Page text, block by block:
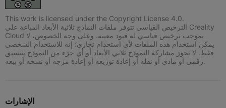
This work is licensed under the Copyright License 4.0.
الترخيص القياسي تتوفر ملفات النماذج ثلاثية الأبعاد المباعة على Creality
Cloud بموجب ترخيص قياسي له قيود معينة. وعلى وجه الخصوص، لا
يمكن استخدام هذه الملفات لأي استخدام تجاري؛ إنه للاستخدام الشخصي
فقط. لا يجوز مشاركة النموذج ثلاثي الأبعاد أو أي جزء من النموذج بتنسيق
رقمي أو مادي أو نقله أو إعادة توزيعه أو إعادة مزجه أو نسخه أو بيعه.
الإشارات